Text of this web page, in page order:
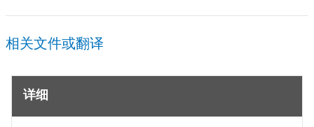
相关文件或翻译
详细